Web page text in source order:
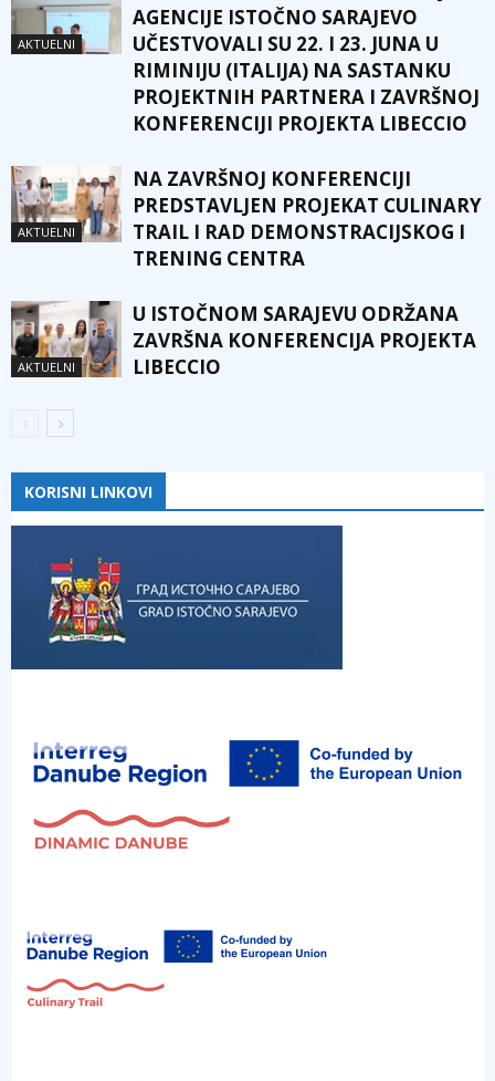
AKTUELNI
AGENCIJE ISTOČNO SARAJEVO
UČESTVOVALI SU 22. I 23. JUNA U
RIMINIJU (ITALIJA) NA SASTANKU
PROJEKTNIH PARTNERA I ZAVRŠNOJ
KONFERENCIJI PROJEKTA LIBECCIO
AKTUELNI
NA ZAVRŠNOJ KONFERENCIJI
PREDSTAVLJEN PROJEKAT CULINARY
TRAIL I RAD DEMONSTRACIJSKOG I
TRENING CENTRA
AKTUELNI
U ISTOČNOM SARAJEVU ODRŽANA
ZAVRŠNA KONFERENCIJA PROJEKTA
LIBECCIO
KORISNI LINKOVI